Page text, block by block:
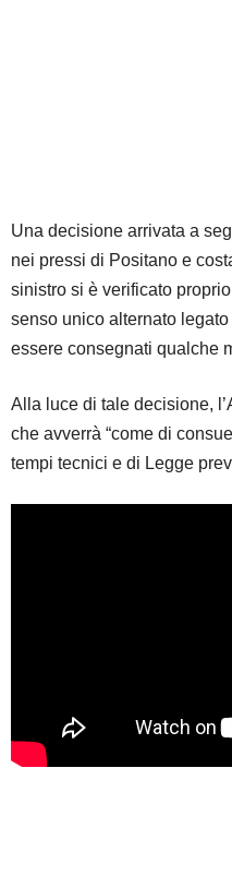
Una decisione arrivata a
nei pressi di Positano e
sinistro si è verificato
senso unico alternato
essere consegnati qualche
Alla luce di tale decisione,
che avverrà “come di
tempi tecnici e di Legge